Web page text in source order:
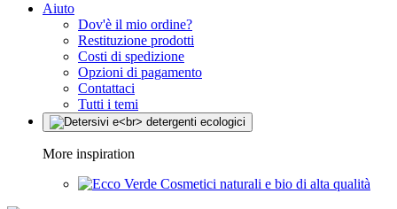
Aiuto
Dov'è il mio ordine?
Restituzione prodotti
Costi di spedizione
Opzioni di pagamento
Contattaci
Tutti i temi
More inspiration
Cosmetici naturali e bio di alta qualità